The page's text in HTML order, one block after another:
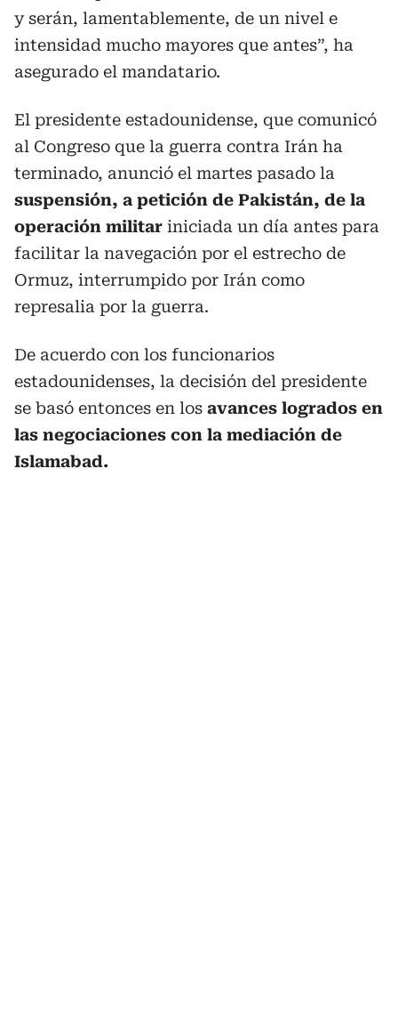
y serán, lamentablemente, de un nivel e
intensidad mucho mayores que antes”, ha
asegurado el mandatario.
El presidente estadounidense, que comunicó
al Congreso que la guerra contra Irán ha
terminado, anunció el martes pasado la
suspensión, a petición de Pakistán, de la
operación militar iniciada un día antes para
facilitar la navegación por el estrecho de
Ormuz, interrumpido por Irán como
represalia por la guerra.
De acuerdo con los funcionarios
estadounidenses, la decisión del presidente
se basó entonces en los avances logrados en
las negociaciones con la mediación de
Islamabad.